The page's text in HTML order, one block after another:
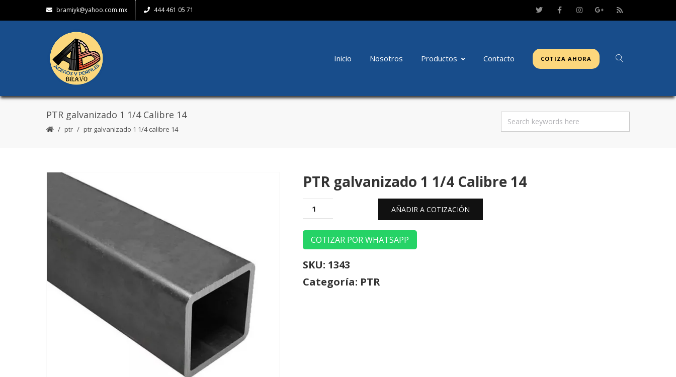
bramiyk@yahoo.com.mx 444 461 05 71
Inicio Nosotros Productos Contacto COTIZA AHORA
PTR galvanizado 1 1/4 Calibre 14
ptr ptr galvanizado 1 1/4 calibre 14
PTR galvanizado 1 1/4 Calibre 14
AÑADIR A COTIZACIÓN
COTIZAR POR WHATSAPP
SKU: 1343
Categoría: PTR